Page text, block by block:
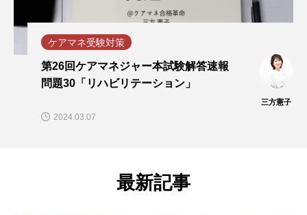
ケアマネ受験対策
第26回ケアマネジャー本試験解答速報
問題30「リハビリテーション」
三方憲子
2024.03.07
最新記事